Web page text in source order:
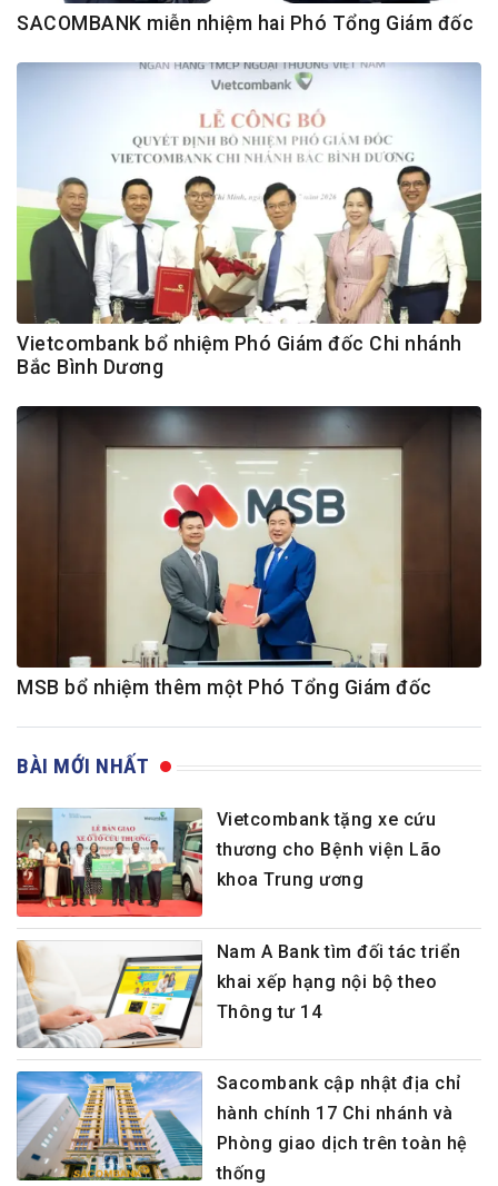
SACOMBANK miễn nhiệm hai Phó Tổng Giám đốc
Vietcombank bổ nhiệm Phó Giám đốc Chi nhánh
Bắc Bình Dương
MSB bổ nhiệm thêm một Phó Tổng Giám đốc
BÀI MỚI NHẤT
Vietcombank tặng xe cứu
thương cho Bệnh viện Lão
khoa Trung ương
Nam A Bank tìm đối tác triển
khai xếp hạng nội bộ theo
Thông tư 14
Sacombank cập nhật địa chỉ
hành chính 17 Chi nhánh và
Phòng giao dịch trên toàn hệ
thống